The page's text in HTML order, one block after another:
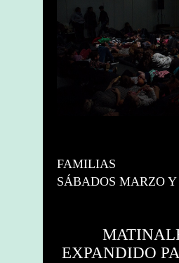
FAMILIAS
SÁBADOS MARZO
EXPANDIDO